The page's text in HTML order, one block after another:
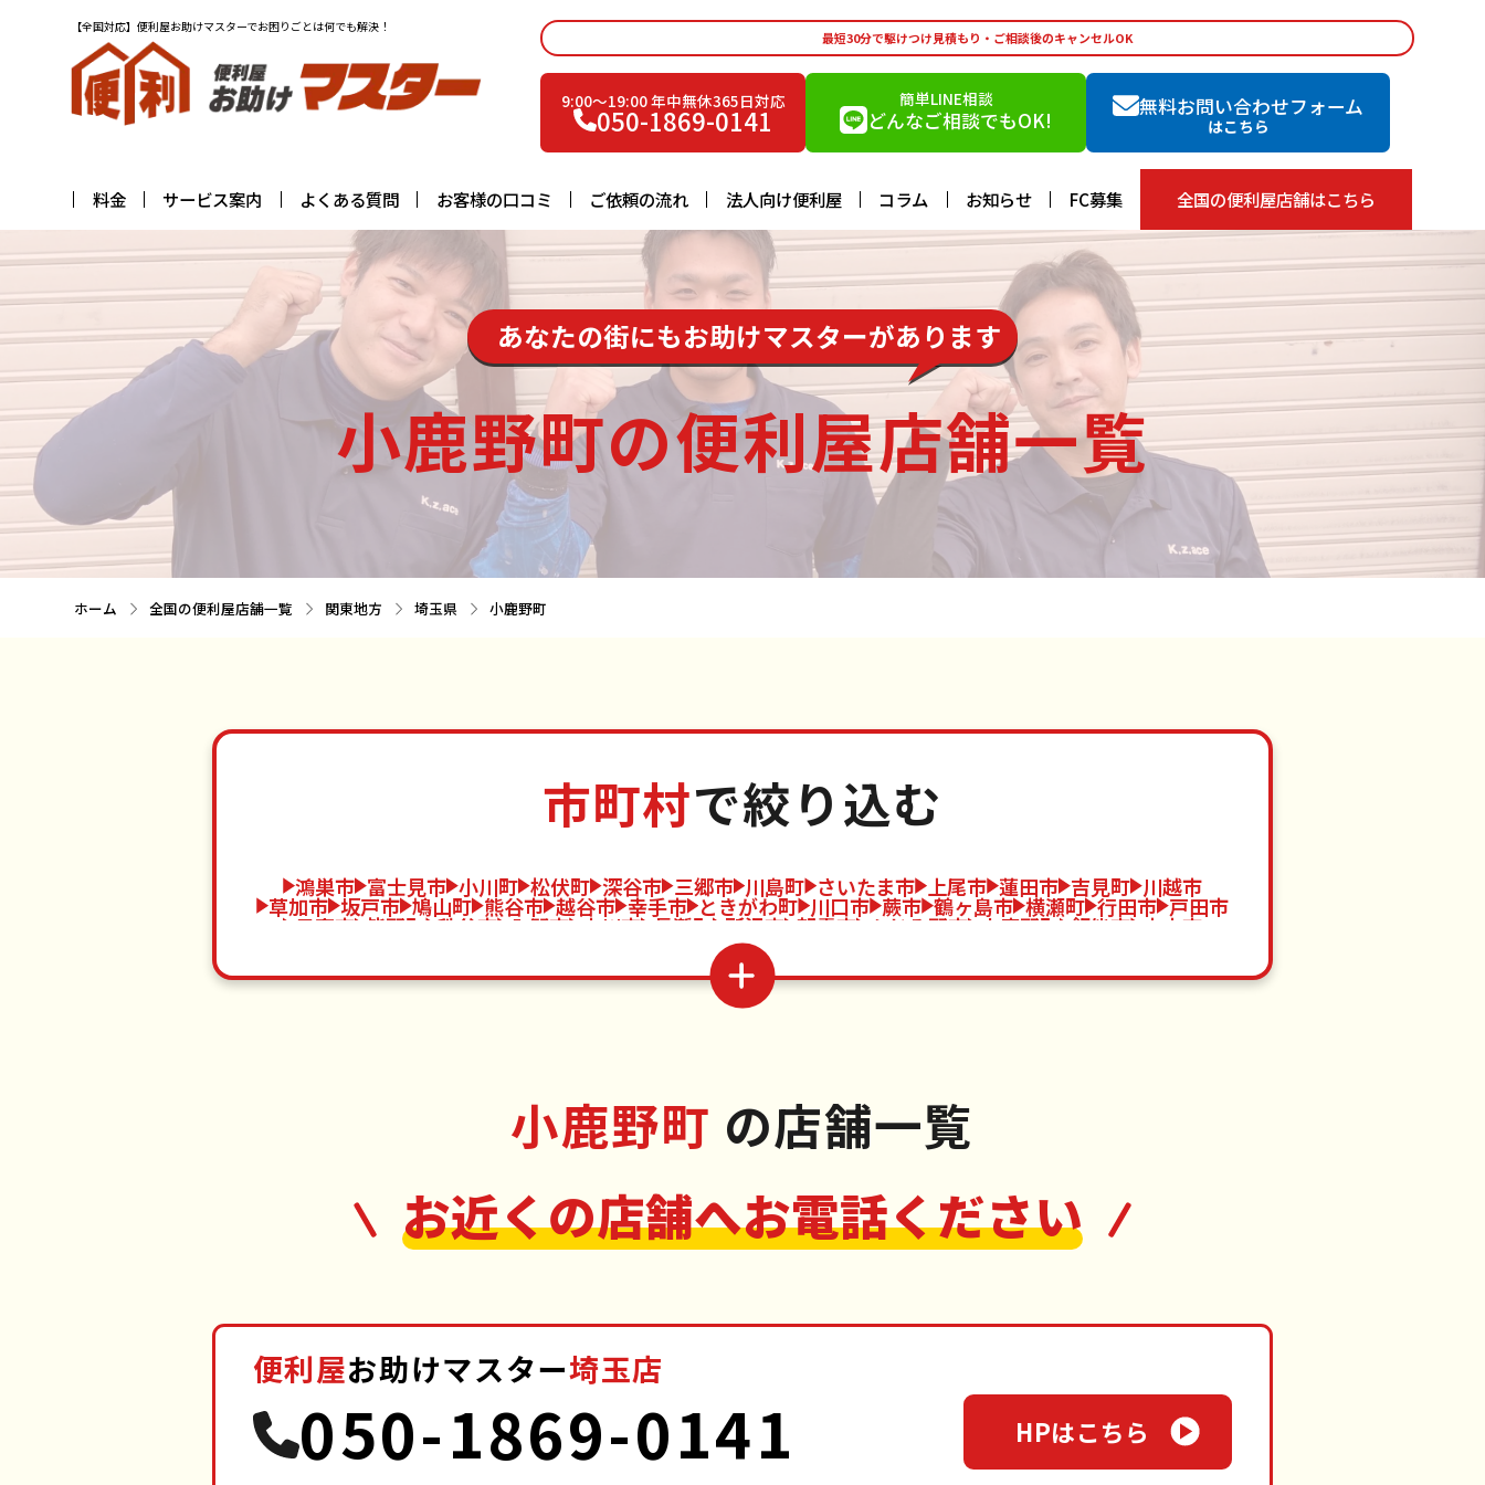
【全国対応】便利屋お助けマスターでお困りごとは何でも解決！
最短30分で駆けつけ見積もり・ご相談後のキャンセルOK
9:00〜19:00 年中無休365日対応
050-1869-0141
簡単LINE相談
どんなご相談でもOK!
無料お問い合わせフォーム
はこちら
料金 サービス案内 よくある質問 お客様の口コミ ご依頼の流れ 法人向け便利屋 コラム お知らせ FC募集 全国の便利屋店舗はこちら
あなたの街にもお助けマスターがあります
小鹿野町の便利屋店舗一覧
ホーム 全国の便利屋店舗一覧 関東地方 埼玉県 小鹿野町
市町村で絞り込む
鴻巣市 富士見市 小川町 松伏町 深谷市 三郷市 川島町 さいたま市 上尾市 蓮田市 吉見町 川越市
草加市 坂戸市 鳩山町 熊谷市 越谷市 幸手市 ときがわ町 川口市 蕨市 鶴ヶ島市 横瀬町 行田市 戸田市
日高市 皆野町 秩父市 入間市 吉川市 長瀞町 所沢市 朝霞市 ふじみ野市 小鹿野町 飯能市 志木市
美里町 本庄市
寄居町 狭山市
杉戸町
小鹿野町 の店舗一覧
お近くの店舗へお電話ください
便利屋お助けマスター埼玉店
050-1869-0141 HPはこちら